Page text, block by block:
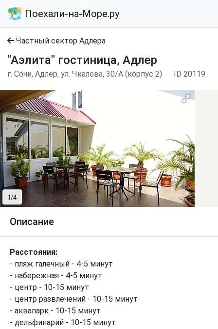
Поехали-на-Море.ру
Частный сектор Адлера
"Аэлита" гостиница, Адлер
г. Сочи, Адлер, ул. Чкалова, 30/А (корпус 2) ID 20119
1/4
Описание
Расстояния:
- пляж галечный - 4-5 минут
- набережная - 4-5 минут
- центр - 10-15 минут
- центр развлечений - 10-15 минут
- аквапарк - 10-15 минут
- дельфинарий - 10-15 минут